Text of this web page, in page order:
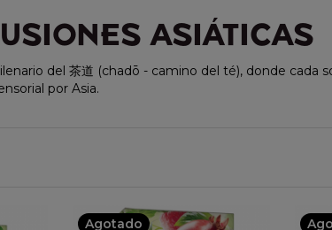
ASIÁTICAS
del 茶道 (chadō - camino del té), donde cada
por Asia.
Agotado